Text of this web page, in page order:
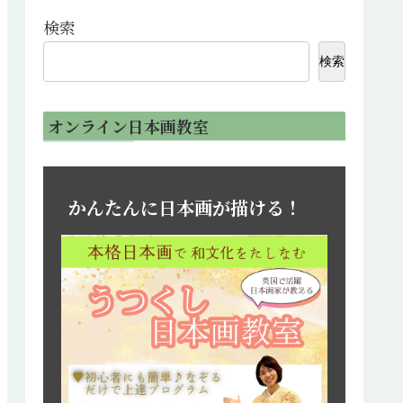
検索
検索
オンライン日本画教室
かんたんに日本画が描ける！